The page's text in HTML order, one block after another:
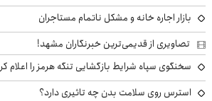
بازار اجاره خانه و مشکل ناتمام مستاجران
تصاویری از قدیمی‌ترین خبرنگاران مشهد!
سخنگوی سپاه شرایط بازگشایی تنگه هرمز را اعلام
استرس روی سلامت بدن چه تاثیری دارد؟